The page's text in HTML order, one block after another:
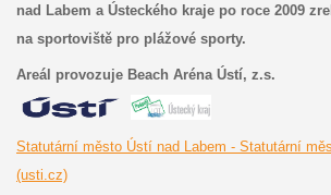
nad Labem a Ústeckého kraje po roce 2009
na sportoviště pro plážové sporty.
Areál provozuje Beach Aréna Ústí, z.s.
Statutární město Ústí nad Labem - Statutární
(usti.cz)